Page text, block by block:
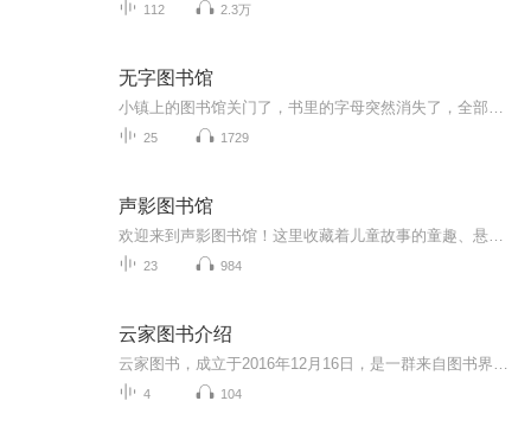
112 2.3万
无字图书馆
25 1729
声影图书馆
23 984
云家图书介绍
4 104